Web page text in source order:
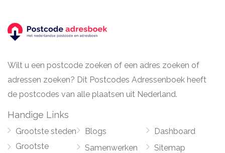
Wilt u een postcode zoeken of een adres zoeken of
adressen zoeken? Dit Postcodes Adressenboek heeft
de postcodes van alle plaatsen uit Nederland.
Handige Links
Grootste steden
Grootste
Blogs
Samenwerken
Dashboard
Sitemap